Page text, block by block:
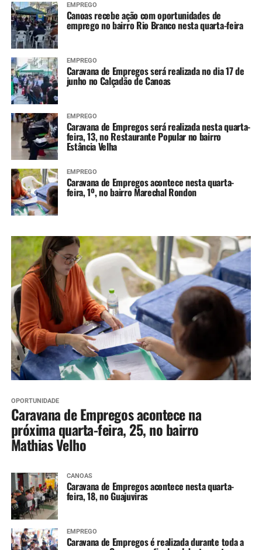
EMPREGO
Canoas recebe ação com oportunidades de
emprego no bairro Rio Branco nesta quarta-feira
EMPREGO
Caravana de Empregos será realizada no dia 17 de
junho no Calçadão de Canoas
EMPREGO
Caravana de Empregos será realizada nesta quarta-
feira, 13, no Restaurante Popular no bairro
Estância Velha
EMPREGO
Caravana de Empregos acontece nesta quarta-
feira, 1º, no bairro Marechal Rondon
OPORTUNIDADE
Caravana de Empregos acontece na
próxima quarta-feira, 25, no bairro
Mathias Velho
CANOAS
Caravana de Empregos acontece nesta quarta-
feira, 18, no Guajuviras
EMPREGO
Caravana de Empregos é realizada durante toda a